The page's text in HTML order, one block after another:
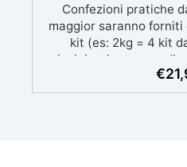
Confezioni pratiche
maggior saranno
kit (es: 2kg = 4 kit
principianti: a prova di
inizia. Sempre lucida:
brillante e uniforme
€